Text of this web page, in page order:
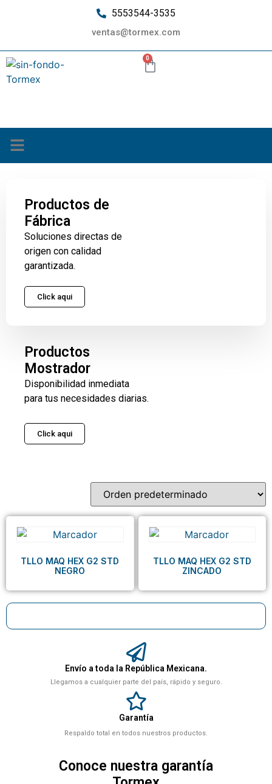
5553544-3535
ventas@tormex.com
0
Envío a toda la República Mexicana.
Llegamos a cualquier parte del país, rápido y seguro.
Garantía
Respaldo total en todos nuestros productos.
Conoce nuestra garantía
Productos de
Fábrica
Soluciones directas de
origen con calidad
garantizada.
Click aqui
Productos
Mostrador
Disponibilidad inmediata
para tus necesidades diarias.
Click aqui
TLLO MAQ HEX G2 STD
NEGRO
TLLO MAQ HEX G2 STD
ZINCADO